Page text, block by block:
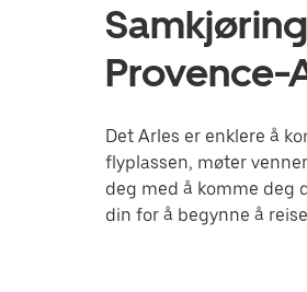
Provence-
Det Arles er enklere å
flyplassen, møter
deg med å komme deg
din for å begynne å